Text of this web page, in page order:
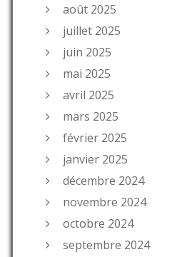
août 2025
juillet 2025
juin 2025
mai 2025
avril 2025
mars 2025
février 2025
janvier 2025
décembre 2024
novembre 2024
octobre 2024
septembre 2024